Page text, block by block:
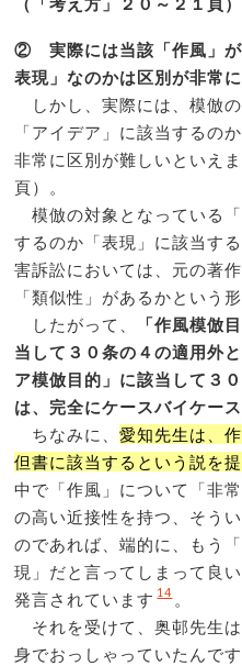
② 実際には当該「作風」が
表現」なのかは区別が非常
しかし、実際には、模倣
「アイデア」に該当するの
非常に区別が難しいといえ
頁）。
模倣の対象となっている
するのか「表現」に該当す
害訴訟においては、元の著
「類似性」があるかという
したがって、
「作風模倣
当して３０条の４の適用外
ア模倣目的」に該当して３
は、完全にケースバイケース
ちなみに、愛知先生は、
但書に該当するという説を
中で「作風」について「非
の高い近接性を持つ、そう
のであれば、端的に、もう
現」だと言ってしまって良
発言されています 14 。
それを受けて、奥邨先生
身でおっしゃっていたんで